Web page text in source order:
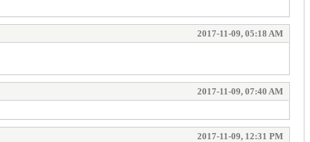
2017-11-09, 05:18 AM
2017-11-09, 07:40 AM
2017-11-09, 12:31 PM